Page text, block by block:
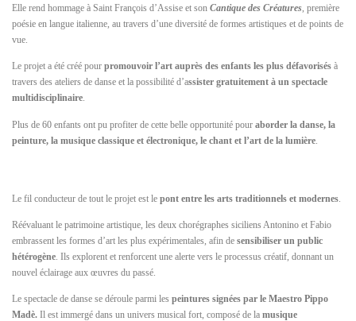
Elle rend hommage à Saint François d’Assise et son Cantique des Créatures, première
poésie en langue italienne, au travers d’une diversité de formes artistiques et de points de
vue.
Le projet a été créé pour promouvoir l’art auprès des enfants les plus défavorisés à
travers des ateliers de danse et la possibilité d’assister gratuitement à un spectacle
multidisciplinaire.
Plus de 60 enfants ont pu profiter de cette belle opportunité pour aborder la danse, la
peinture, la musique classique et électronique, le chant et l’art de la lumière
Le fil conducteur de tout le projet est le pont entre les arts traditionnels et modernes
Réévaluant le patrimoine artistique, les deux chorégraphes siciliens Antonino et Fabio
embrassent les formes d’art les plus expérimentales, afin de sensibiliser un public
hétérogène . Ils explorent et renforcent une alerte vers le processus créatif, donnant un
nouvel éclairage aux œuvres du passé.
Le spectacle de danse se déroule parmi les peintures signées par le Maestro Pippo
Madè. Il est immergé dans un univers musical fort, composé de la musique